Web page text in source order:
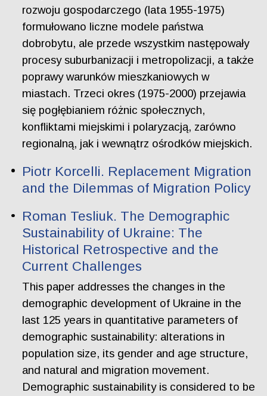
rozwoju gospodarczego (lata 1955-1975)
formułowano liczne modele państwa
dobrobytu, ale przede wszystkim następowały
procesy suburbanizacji i metropolizacji, a także
poprawy warunków mieszkaniowych w
miastach. Trzeci okres (1975-2000) przejawia
się pogłębianiem różnic społecznych,
konfliktami miejskimi i polaryzacją, zarówno
regionalną, jak i wewnątrz ośrodków miejskich.
Piotr Korcelli. Replacement Migration
and the Dilemmas of Migration Policy
Roman Tesliuk. The Demographic
Sustainability of Ukraine: The
Historical Retrospective and the
Current Challenges
This paper addresses the changes in the
demographic development of Ukraine in the
last 125 years in quantitative parameters of
demographic sustainability: alterations in
population size, its gender and age structure,
and natural and migration movement.
Demographic sustainability is considered to be